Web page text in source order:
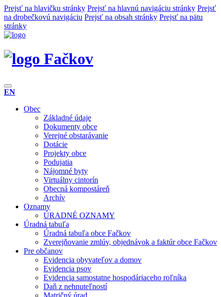
Prejsť na hlavičku stránky Prejsť na hlavnú navigáciu stránky Prejsť
na drobečkovú navigáciu Prejsť na obsah stránky Prejsť na pätu
stránky
Fačkov
EN
Obec
Základné údaje
Dokumenty obce
Verejné obstarávanie
Dotácie
Projekty obce
Podujatia
Nájomné byty
Virtuálny cintorín
Obecná kompostáreň
Archív
Oznamy
ÚRADNÉ OZNAMY
Úradná tabuľa
Úradná tabuľa obce Fačkov
Zverejňovanie zmlúv, objednávok a faktúr obce Fačkov
Pre občanov
Evidencia obyvateľov a domov
Evidencia psov
Evidencia samostatne hospodáriaceho roľníka
Daň z nehnuteľností
Matričný úrad